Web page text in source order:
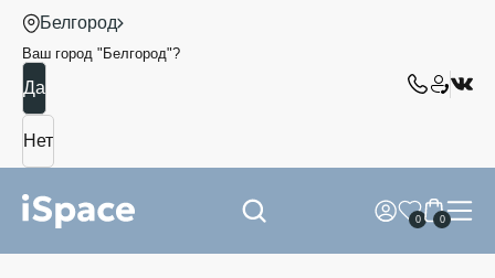
Белгород
Ваш город " Белгород"?
0 0